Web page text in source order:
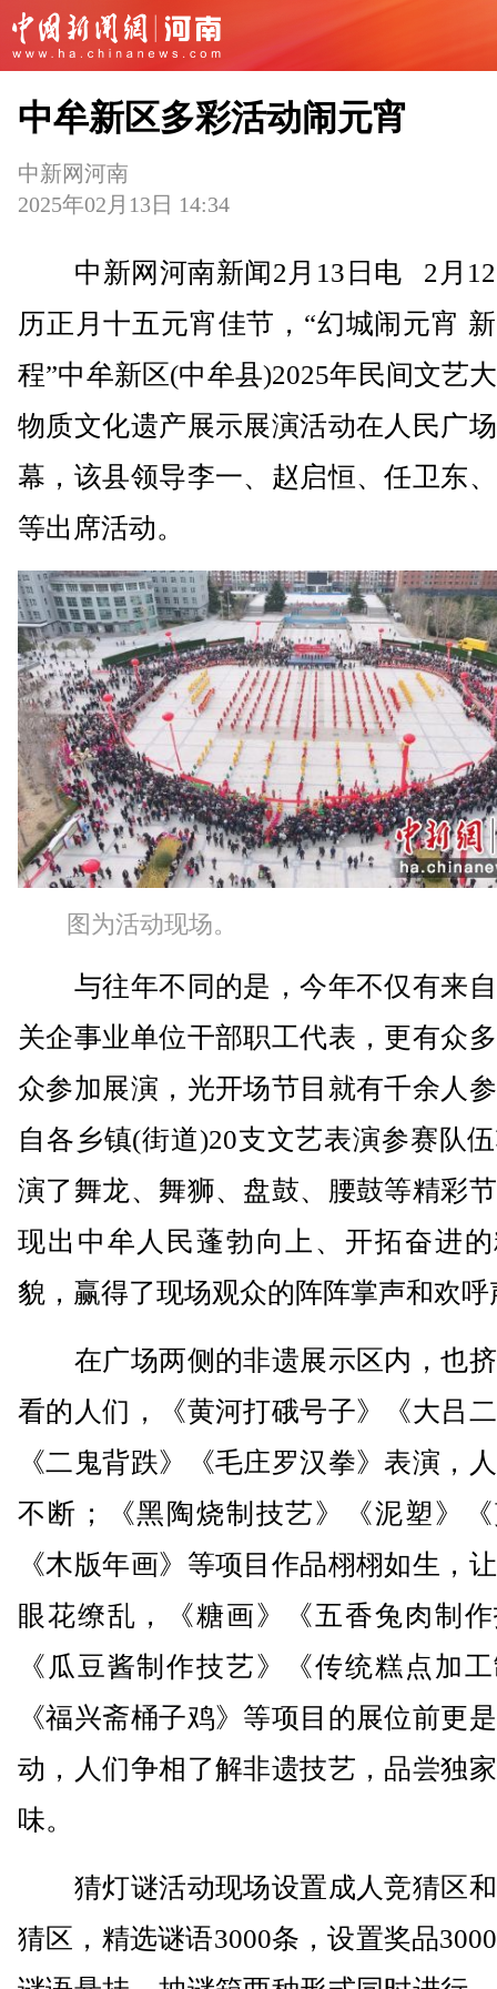
中牟新区多彩活动闹元宵
中新网河南
2025年02月13日 14:34
中新网河南新闻2月13日电 2月12
历正月十五元宵佳节，“幻城闹元宵
程”中牟新区(中牟县)2025年民间文艺
物质文化遗产展示展演活动在人民广
幕，该县领导李一、赵启恒、任卫东
等出席活动。
图为活动现场。
与往年不同的是，今年不仅有来
关企事业单位干部职工代表，更有众
众参加展演，光开场节目就有千余人
自各乡镇(街道)20支文艺表演参赛队
演了舞龙、舞狮、盘鼓、腰鼓等精彩
现出中牟人民蓬勃向上、开拓奋进
貌，赢得了现场观众的阵阵掌声和欢呼
在广场两侧的非遗展示区内，也
看的人们，《黄河打硪号子》《大吕
《二鬼背跌》《毛庄罗汉拳》表演，
不断；《黑陶烧制技艺》《泥塑》
《木版年画》等项目作品栩栩如生，
眼花缭乱，《糖画》《五香兔肉制
《瓜豆酱制作技艺》《传统糕点加
《福兴斋桶子鸡》等项目的展位前更
动，人们争相了解非遗技艺，品尝独
味。
猜灯谜活动现场设置成人竞猜区
猜区，精选谜语3000条，设置奖品